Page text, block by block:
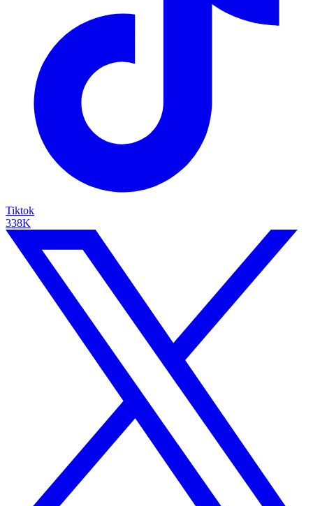
Tiktok
338K